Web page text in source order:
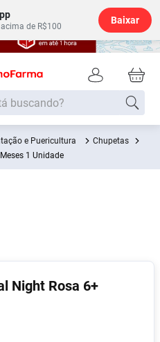
de R$100
Baixar
e Puericultura
Chupetas
1 Unidade
Night Rosa 6+